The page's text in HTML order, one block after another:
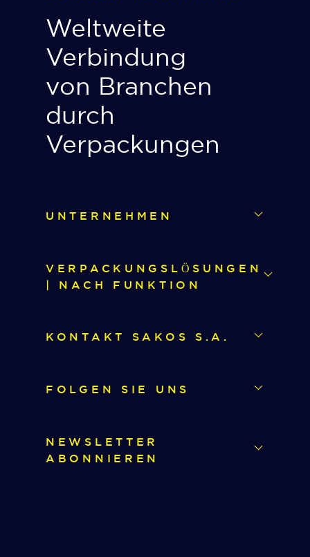
Weltweite
Verbindung
von Branchen
durch
Verpackungen
UNTERNEHMEN
VERPACKUNGSLÖSUNGEN
| NACH FUNKTION
KONTAKT SAKOS S.A.
FOLGEN SIE UNS
NEWSLETTER
ABONNIEREN